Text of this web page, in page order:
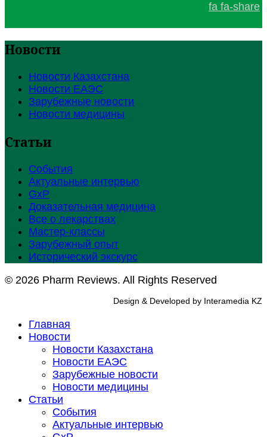
fa fa-share
Новости
Новости Казахстана
Новости ЕАЭС
Зарубежные новости
Новости медицины
Статьи
События
Актуальные интервью
GxP
Доказательная медицина
Все о лекарствах
Мастер-классы
Зарубежный опыт
Исторический экскурс
© 2026 Pharm Reviews. All Rights Reserved
Design & Developed by Interamedia KZ
Главная
Новости
Новости Казахстана
Новости ЕАЭС
Зарубежные новости
Новости медицины
Статьи
События
Актуальные интервью